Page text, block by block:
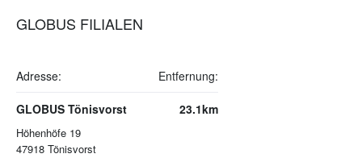
GLOBUS FILIALEN
Adresse: Entfernung:
GLOBUS Tönisvorst
Höhenhöfe 19
47918 Tönisvorst
23.1km